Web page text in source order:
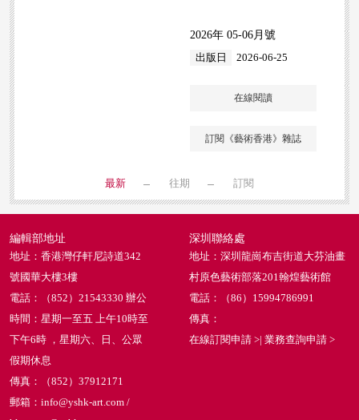
2026年 05-06月號
出版日 2026-06-25
在線閱讀
訂閱《藝術香港》雜誌
最新 往期 訂閱
編輯部地址
地址：香港灣仔軒尼詩道342
號國華大樓3樓
電話：（852）21543330 辦公
時間：星期一至五 上午10時至
下午6時 ，星期六、日、公眾
假期休息
傳真：（852）37912171
郵箱：info@yshk-art.com /
深圳聯絡處
地址：深圳龍崗布吉街道大芬油畫
村原色藝術部落201翰煌藝術館
電話：（86）15994786991
傳真：
在線訂閱申請 >| 業務查詢申請 >